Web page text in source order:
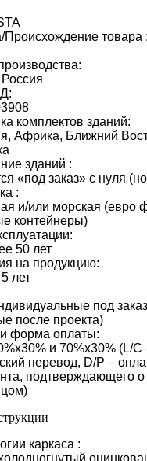
Происхождение товара :
Россия
комплектов зданий:
Африка, Ближний
зданий :
«под заказ» с нуля
:
и/или морская (евро
контейнеры)
50 лет
на продукцию:
лет
под
после проекта)
форма оплаты:
и 70%х30% (L/С
перевод, D/P –
подтверждающего
каркаса :